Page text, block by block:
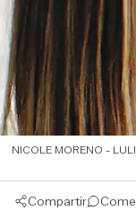
NICOLE MORENO -
Compartir